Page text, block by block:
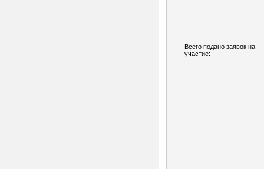
Всего подано заявок на
участие: